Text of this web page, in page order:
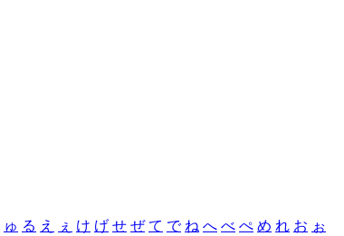
ゅ る え ぇ け げ せ ぜ て で ね へ べ ぺ め れ お ぉ